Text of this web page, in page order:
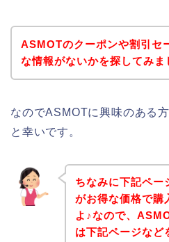
ASMOTのクーポンや割引セ
な情報がないかを探してみま
なのでASMOTに興味のある
と幸いです。
ちなみに下記ペ
がお得な価格で購
よ♪なので、
は下記ページなど